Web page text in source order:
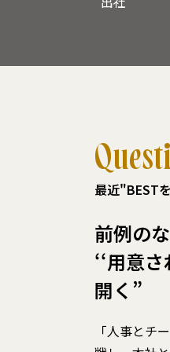
最近"BEST
前例の
‘‘用意
開く”
「人事とチ